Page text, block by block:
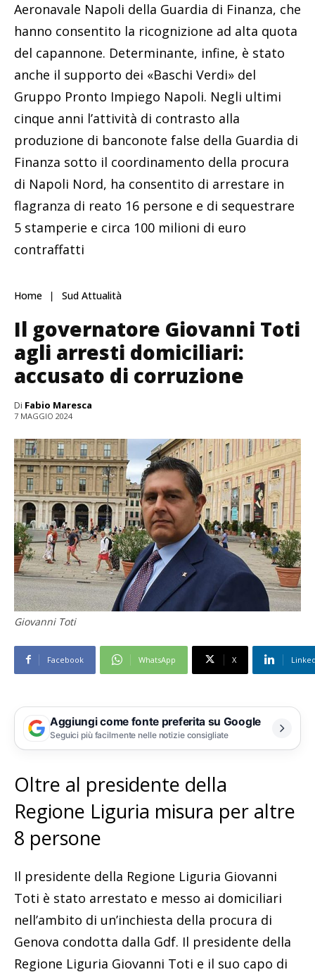
Aeronavale Napoli della Guardia di Finanza, che
hanno consentito la ricognizione ad alta quota
del capannone. Determinante, infine, è stato
anche il supporto dei «Baschi Verdi» del
Gruppo Pronto Impiego Napoli. Negli ultimi
cinque anni l’attività di contrasto alla
produzione di banconote false della Guardia di
Finanza sotto il coordinamento della procura
di Napoli Nord, ha consentito di arrestare in
flagranza di reato 16 persone e di sequestrare
5 stamperie e circa 100 milioni di euro
contraffatti
Home Sud Attualità
Il governatore Giovanni Toti
agli arresti domiciliari:
accusato di corruzione
Di Fabio Maresca
7 MAGGIO 2024
Giovanni Toti
Facebook WhatsApp X
Aggiungi come fonte preferita su Google
Seguici più facilmente nelle notizie consigliate
Oltre al presidente della
Regione Liguria misura per altre
8 persone
Il presidente della Regione Liguria Giovanni
Toti è stato arrestato e messo ai domiciliari
nell’ambito di un’inchiesta della procura di
Genova condotta dalla Gdf. Il presidente della
Regione Liguria Giovanni Toti e il suo capo di